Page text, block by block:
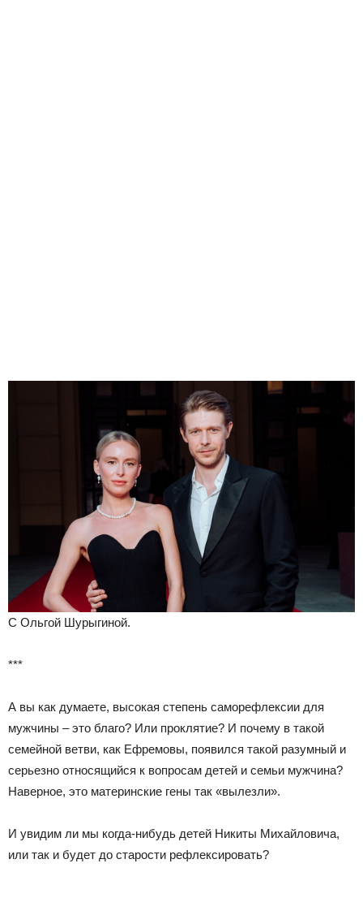
С Ольгой Шурыгиной.
***
А вы как думаете, высокая степень саморефлексии для
мужчины – это благо? Или проклятие? И почему в такой
семейной ветви, как Ефремовы, появился такой разумный и
серьезно относящийся к вопросам детей и семьи мужчина?
Наверное, это материнские гены так «вылезли».
И увидим ли мы когда-нибудь детей Никиты Михайловича,
или так и будет до старости рефлексировать?